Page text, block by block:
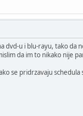
dvd-u i blu-rayu, tako da
da im to nikako nije
se pridrzavaju